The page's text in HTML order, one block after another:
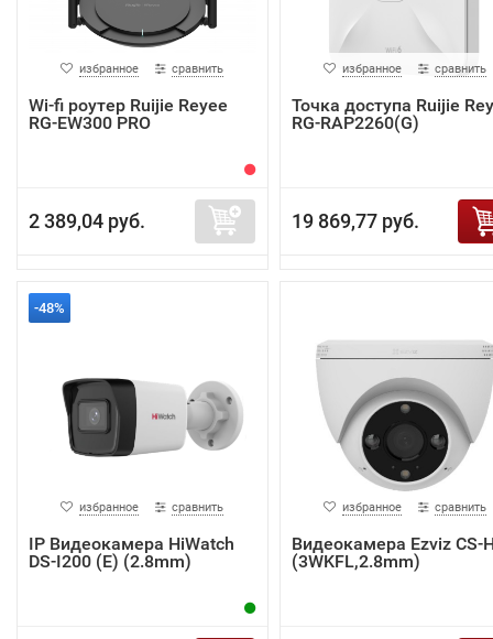
избранное сравнить
Wi-fi роутер Ruijie Reyee
RG-EW300 PRO
2 389,04 руб.
избранное сравнить
Точка доступа Ruijie
RG-RAP2260(G)
19 869,77 руб.
-48%
избранное сравнить
IP Видеокамера HiWatch
DS-I200 (E) (2.8mm)
избранное сравнить
Видеокамера Ezviz CS-
(3WKFL,2.8mm)